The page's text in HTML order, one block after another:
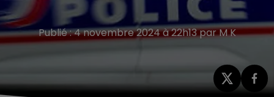
Publié : 4 novembre 2024 à 22h13 par M K